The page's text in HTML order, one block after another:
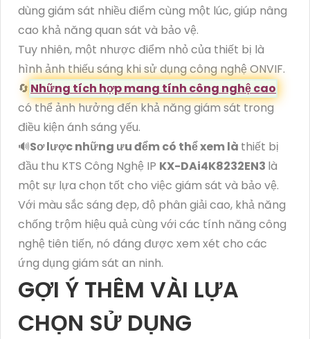
dùng giám sát nhiều điểm cùng một lúc, giúp nâng
cao khả năng quan sát và bảo vệ.
Tuy nhiên, một nhược điểm nhỏ của thiết bị là
hình ảnh thiếu sáng khi sử dụng công nghệ ONVIF.
🔄 Những tích hợp mang tính công nghệ cao
có thể ảnh hưởng đến khả năng giám sát trong
điều kiện ánh sáng yếu.
🔊Sơ lược những ưu đểm có thể xem là thiết bị
đầu thu KTS Công Nghệ IP KX-DAi4K8232EN3 là
một sự lựa chọn tốt cho việc giám sát và bảo vệ.
Với màu sắc sáng đẹp, độ phân giải cao, khả năng
chống trộm hiệu quả cùng với các tính năng công
nghệ tiên tiến, nó đáng được xem xét cho các
ứng dụng giám sát an ninh.
GỢI Ý THÊM VÀI LỰA
CHỌN SỬ DỤNG